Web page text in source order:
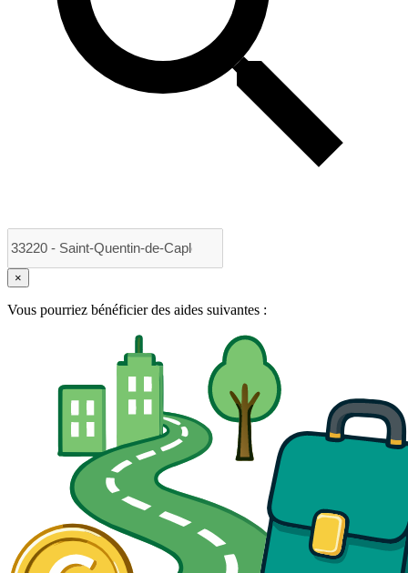
×
Vous pourriez bénéficier des aides suivantes :